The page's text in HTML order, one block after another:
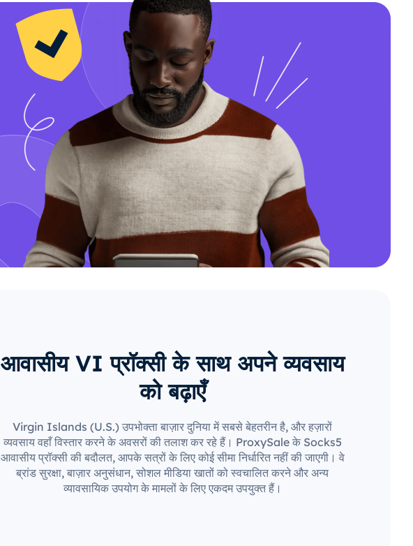
आवासीय VI प्रॉक्सी के साथ अपने व्यवसाय
को बढ़ाएँ
Virgin Islands (U.S.) उपभोक्ता बाज़ार दुनिया में सबसे बेहतरीन है, और हज़ारों
व्यवसाय वहाँ विस्तार करने के अवसरों की तलाश कर रहे हैं। ProxySale के Socks5
आवासीय प्रॉक्सी की बदौलत, आपके सत्रों के लिए कोई सीमा निर्धारित नहीं की जाएगी। वे
ब्रांड सुरक्षा, बाज़ार अनुसंधान, सोशल मीडिया खातों को स्वचालित करने और अन्य
व्यावसायिक उपयोग के मामलों के लिए एकदम उपयुक्त हैं।